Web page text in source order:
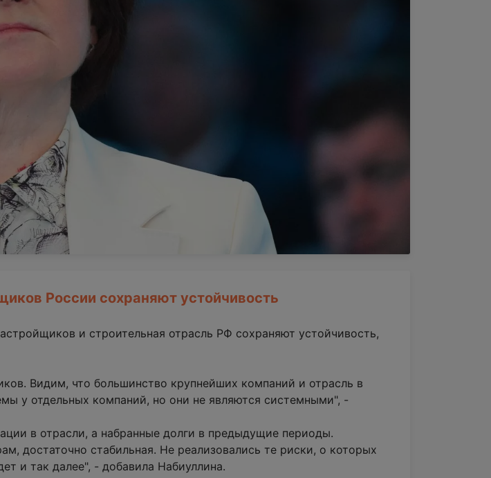
России сохраняют устойчивость
и строительная отрасль РФ сохраняют устойчивость,
Видим, что большинство крупнейших компаний и отрасль в
у отдельных компаний, но они не являются системными", -
в отрасли, а набранные долги в предыдущие периоды.
достаточно стабильная. Не реализовались те риски, о которых
и так далее", - добавила Набиуллина.